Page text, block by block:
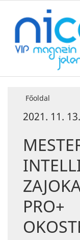
Főoldal
2021. 11.
PRO+